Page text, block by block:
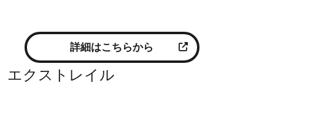
詳細はこちらから
クストレイル